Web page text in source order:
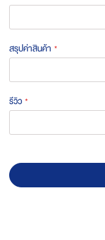
สรุปค่าสินค้า
รีวิว